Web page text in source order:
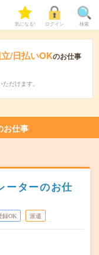
気になる! ログイン 検索
/日払いOKのお仕事
だけます。
お仕事
ーターのお仕
録OK 派遣